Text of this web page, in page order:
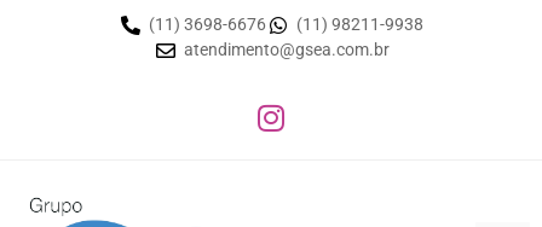
(11) 3698-6676
(11) 98211-9938
atendimento@gsea.com.br